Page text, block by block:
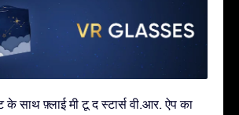
के साथ फ़्लाई मी टू द स्टार्स वी.आर. ऐप का